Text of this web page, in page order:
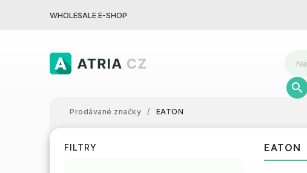
WHOLESALE E-SHOP
Prodávané značky / EATON
FILTRY EATON